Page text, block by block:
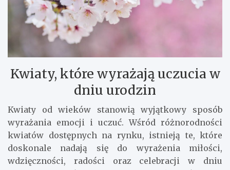
Kwiaty, które wyrażają uczucia w
dniu urodzin
Kwiaty od wieków stanowią wyjątkowy sposób
wyrażania emocji i uczuć. Wśród różnorodności
kwiatów dostępnych na rynku, istnieją te, które
doskonale nadają się do wyrażenia miłości,
wdzięczności, radości oraz celebracji w dniu